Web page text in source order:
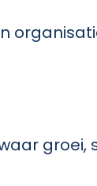
groei,